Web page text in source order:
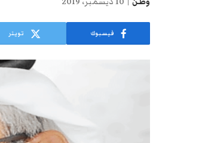
فيسبوك تويتر